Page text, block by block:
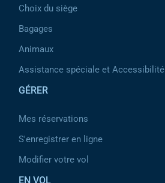
Choix du siège
Bagages
Animaux
Assistance spéciale et Accessibilité
GÉRER
Mes réservations
S'enregistrer en ligne
Modifier votre vol
EN VOL